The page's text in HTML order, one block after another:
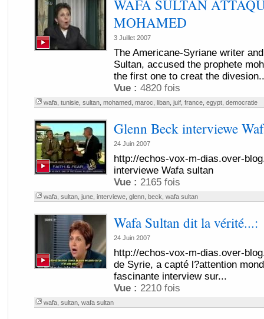
WAFA SULTAN
MOHAMED
3 Juillet 2007
The Americane-Syriane writer
Sultan, accused the prophete
the first one to creat the
Vue : 4820 fois
wafa, tunisie, sultan, mohamed, maroc liban, juif, france, egypt, democratie
Glenn Beck interviewe
24 Juin 2007
http://echos-vox-m-dias.over-
interviewe Wafa sultan
Vue : 2165 fois
wafa, sultan, june, interviewe, glenn, beck wafa sultan
Wafa Sultan dit la vérité...:
24 Juin 2007
http://echos-vox-m-dias.over-
de Syrie, a capté l?attention
fascinante interview sur...
Vue : 2210 fois
wafa, sultan, wafa sultan